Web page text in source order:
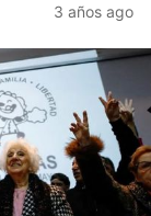
3 años ago